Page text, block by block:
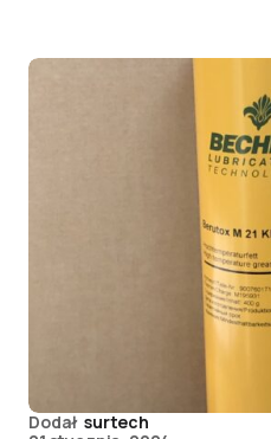
Dodał surtech